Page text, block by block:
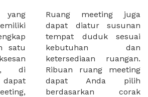
yang
satu
di
juga
pilih